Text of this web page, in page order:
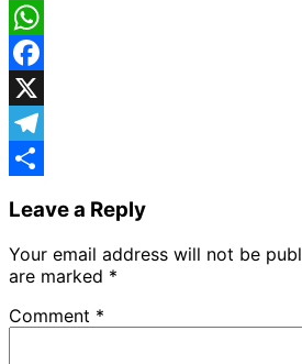
WhatsApp
Facebook
X
Telegram
Leave a Reply
Your email address will not be
are marked *
Comment *